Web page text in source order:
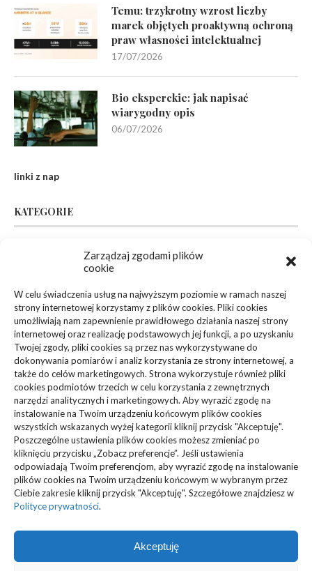
Zarządzaj zgodami plików
cookie
W celu świadczenia usług na najwyższym poziomie w ramach naszej
strony internetowej korzystamy z plików cookies. Pliki cookies
umożliwiają nam zapewnienie prawidłowego działania naszej strony
internetowej oraz realizację podstawowych jej funkcji, a po uzyskaniu
Twojej zgody, pliki cookies są przez nas wykorzystywane do
dokonywania pomiarów i analiz korzystania ze strony internetowej, a
także do celów marketingowych. Strona wykorzystuje również pliki
cookies podmiotów trzecich w celu korzystania z zewnętrznych
narzędzi analitycznych i marketingowych. Aby wyrazić zgodę na
instalowanie na Twoim urządzeniu końcowym plików cookies
wszystkich wskazanych wyżej kategorii kliknij przycisk "Akceptuję".
Poszczególne ustawienia plików cookies możesz zmieniać po
kliknięciu przycisku „Zobacz preferencje”. Jeśli ustawienia
odpowiadają Twoim preferencjom, aby wyrazić zgodę na instalowanie
plików cookies na Twoim urządzeniu końcowym w wybranym przez
Ciebie zakresie kliknij przycisk "Akceptuję". Szczegółowe znajdziesz w
Polityce prywatności.
Akceptuję
Temu: trzykrotny wzrost liczby
marek objętych proaktywną ochroną
praw własności intelektualnej
17/07/2026
Bio eksperckie: jak napisać
wiarygodny opis
06/07/2026
linki z nap
KATEGORIE
(94)
Dom, Ogród
Zdrowie, Medycyna
Edukacja, Rozrywka (36)
Sport, Turystyka
Budownictwo, Przemysł
Technologie (23)
Usługi (73)